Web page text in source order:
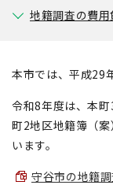
地籍調査の費
本市では、平成29
令和8年度は、本
町2地区地籍簿（
います。
守谷市の地籍